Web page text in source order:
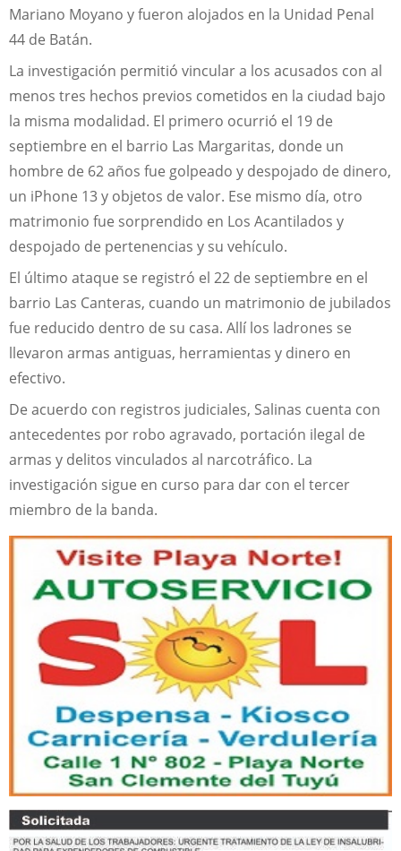
Mariano Moyano y fueron alojados en la Unidad Penal
44 de Batán.
La investigación permitió vincular a los acusados con al
menos tres hechos previos cometidos en la ciudad bajo
la misma modalidad. El primero ocurrió el 19 de
septiembre en el barrio Las Margaritas, donde un
hombre de 62 años fue golpeado y despojado de dinero,
un iPhone 13 y objetos de valor. Ese mismo día, otro
matrimonio fue sorprendido en Los Acantilados y
despojado de pertenencias y su vehículo.
El último ataque se registró el 22 de septiembre en el
barrio Las Canteras, cuando un matrimonio de jubilados
fue reducido dentro de su casa. Allí los ladrones se
llevaron armas antiguas, herramientas y dinero en
efectivo.
De acuerdo con registros judiciales, Salinas cuenta con
antecedentes por robo agravado, portación ilegal de
armas y delitos vinculados al narcotráfico. La
investigación sigue en curso para dar con el tercer
miembro de la banda.